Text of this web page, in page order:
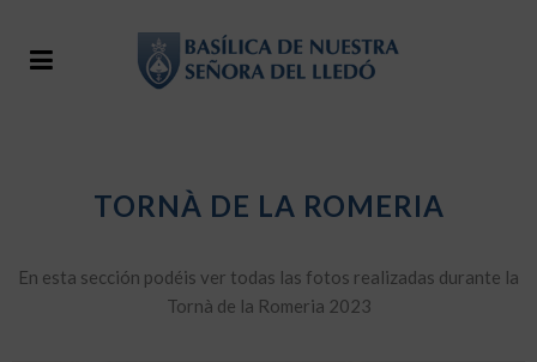
TORNÀ DE LA ROMERIA
En esta sección podéis ver todas las fotos realizadas durante la
Tornà de la Romeria 2023